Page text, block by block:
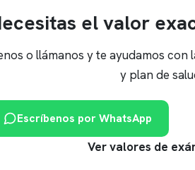
el valor
o llámanos y te ayudamos con
y plan de
Escríbenos por WhatsApp
Ver valores de